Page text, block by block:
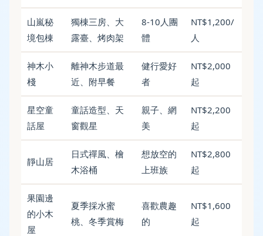
山嵐秘
境包棟
獨棟三房、大
露臺、烤肉架
8-10人團
體
NT$1,200/
人
神木小
棧
離神木步道最
近、附早餐
健行愛好
者
NT$2,000
起
星空童
話屋
童話造型、天
窗觀星
親子、網
美
NT$2,200
起
靜山居
日式禪風、檜
木浴桶
想放空的
上班族
NT$2,800
起
果園邊
的小木
屋
夏季採水蜜
桃、冬季賞梅
喜歡農趣
的
NT$1,600
起